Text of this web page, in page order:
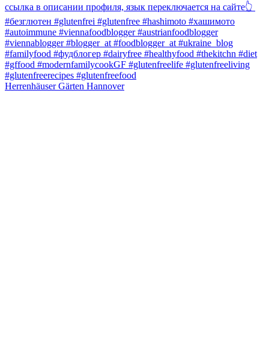
Herrenhäuser Gärten Hannover